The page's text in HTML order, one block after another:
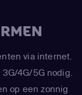
via internet.
4G/5G nodig.
op een zonnig